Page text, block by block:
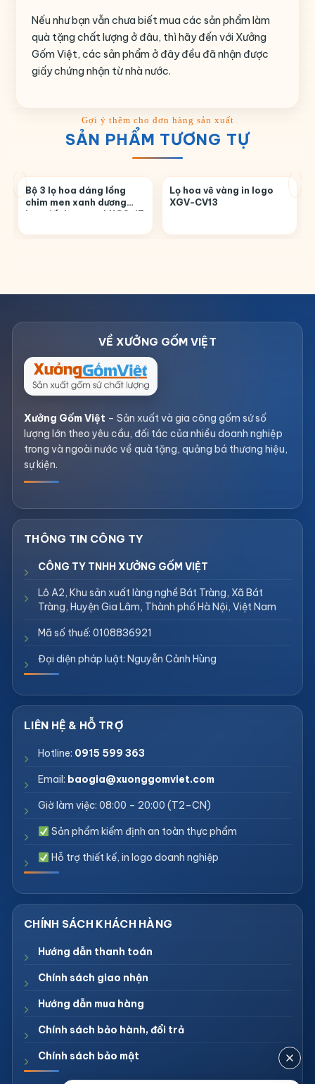
Nếu như bạn vẫn chưa biết mua các sản phẩm làm
quà tặng chất lượng ở đâu, thì hãy đến với Xưởng
Gốm Việt, các sản phẩm ở đây đều đã nhận được
giấy chứng nhận từ nhà nước.
SẢN PHẨM TƯƠNG TỰ
Bộ 3 lọ hoa dáng lồng
chim men xanh dương
hoạ tiết hoa sen LHGS-17
Lọ hoa vẽ vàng in logo
XGV-CV13
Xưởng Gốm Việt – Sản xuất và gia công gốm sứ số
lượng lớn theo yêu cầu, đối tác của nhiều doanh nghiệp
trong và ngoài nước về quà tặng, quảng bá thương hiệu,
sự kiện.
CÔNG TY TNHH XƯỞNG GỐM VIỆT
Lô A2, Khu sản xuất làng nghề Bát Tràng, Xã Bát
Tràng, Huyện Gia Lâm, Thành phố Hà Nội, Việt Nam
Mã số thuế: 0108836921
Đại diện pháp luật: Nguyễn Cảnh Hùng
Hotline: 0915 599 363
Email: baogia@xuonggomviet.com
Giờ làm việc: 08:00 – 20:00 (T2–CN)
Sản phẩm kiểm định an toàn thực phẩm
Hỗ trợ thiết kế, in logo doanh nghiệp
Hướng dẫn thanh toán
Chính sách giao nhận
Hướng dẫn mua hàng
Chính sách bảo hành, đổi trả
Chính sách bảo mật